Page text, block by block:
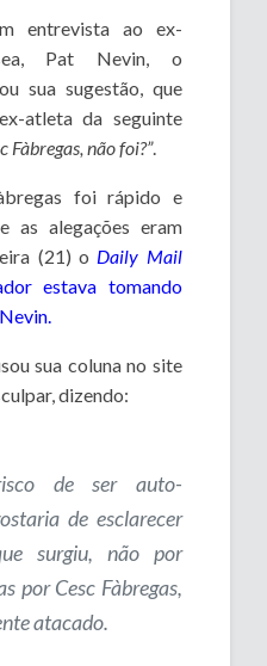
entrevista ao ex-
Pat Nevin, o
sua sugestão, que
atleta da seguinte
Fàbregas, não foi?”.
foi rápido e
as alegações eram
(21) o Daily Mail
estava tomando
sua coluna no site
dizendo:
de ser auto-
de esclarecer
surgiu, não por
por Cesc Fàbregas,
atacado.